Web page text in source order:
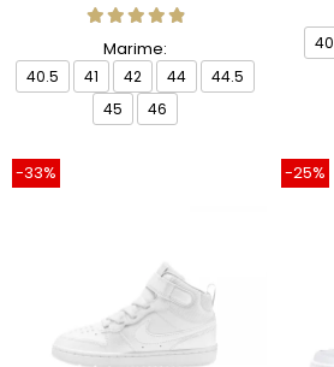
Marime:
40.5 41 42 44
44.5
45
46
40
-33% -25%